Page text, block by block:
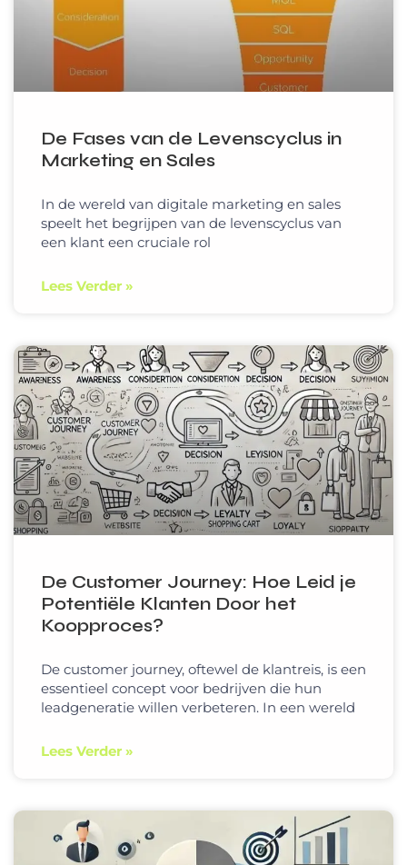
De Fases van de Levenscyclus in
Marketing en Sales
In de wereld van digitale marketing en sales
speelt het begrijpen van de levenscyclus van
een klant een cruciale rol
Lees Verder »
De Customer Journey: Hoe Leid je
Potentiële Klanten Door het
Koopproces?
De customer journey, oftewel de klantreis, is een
essentieel concept voor bedrijven die hun
leadgeneratie willen verbeteren. In een wereld
Lees Verder »